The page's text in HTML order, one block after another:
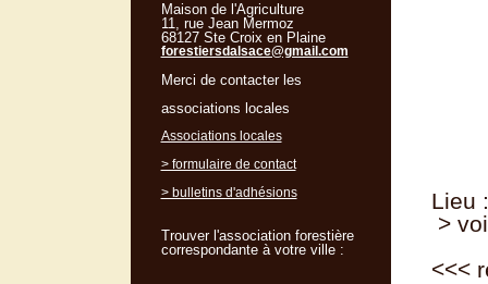
Lieu
>
<<<
Maison de l'Agriculture
11, rue Jean Mermoz
68127 Ste Croix en Plaine
forestiersdalsace@gmail.com
Merci de contacter les
associations locales
Associations locales
> formulaire de contact
> bulletins d'adhésions
Trouver l'association forestière
correspondante à votre ville :